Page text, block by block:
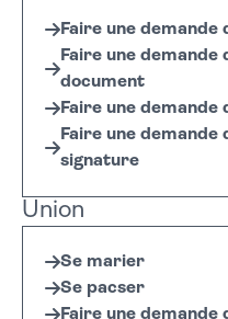
Faire une
Faire une
document
Faire une
Faire une demande
signature
Union
Se marier
Se pacser
Faire une